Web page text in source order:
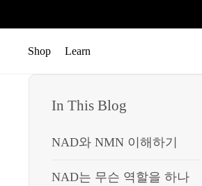
메뉴 열기
Shop 메뉴 열기
Learn
In This Blog
NAD와 NMN 이해하기
NAD는 무슨 역할을 하나